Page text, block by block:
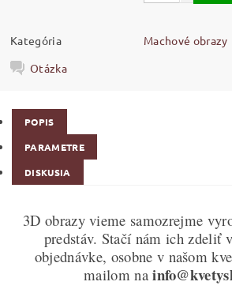
Kategória
Machové obrazy
Otázka
POPIS
PARAMETRE
DISKUSIA
3D obrazy vieme samozrejme
predstáv. Stačí nám ich zdeliť
objednávke, osobne v našom
mailom na